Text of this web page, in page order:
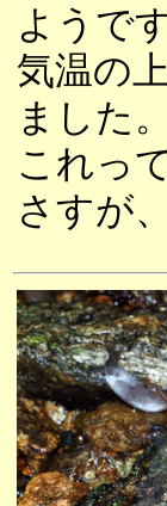
ようです
気温の
ました。
これっ
さすが